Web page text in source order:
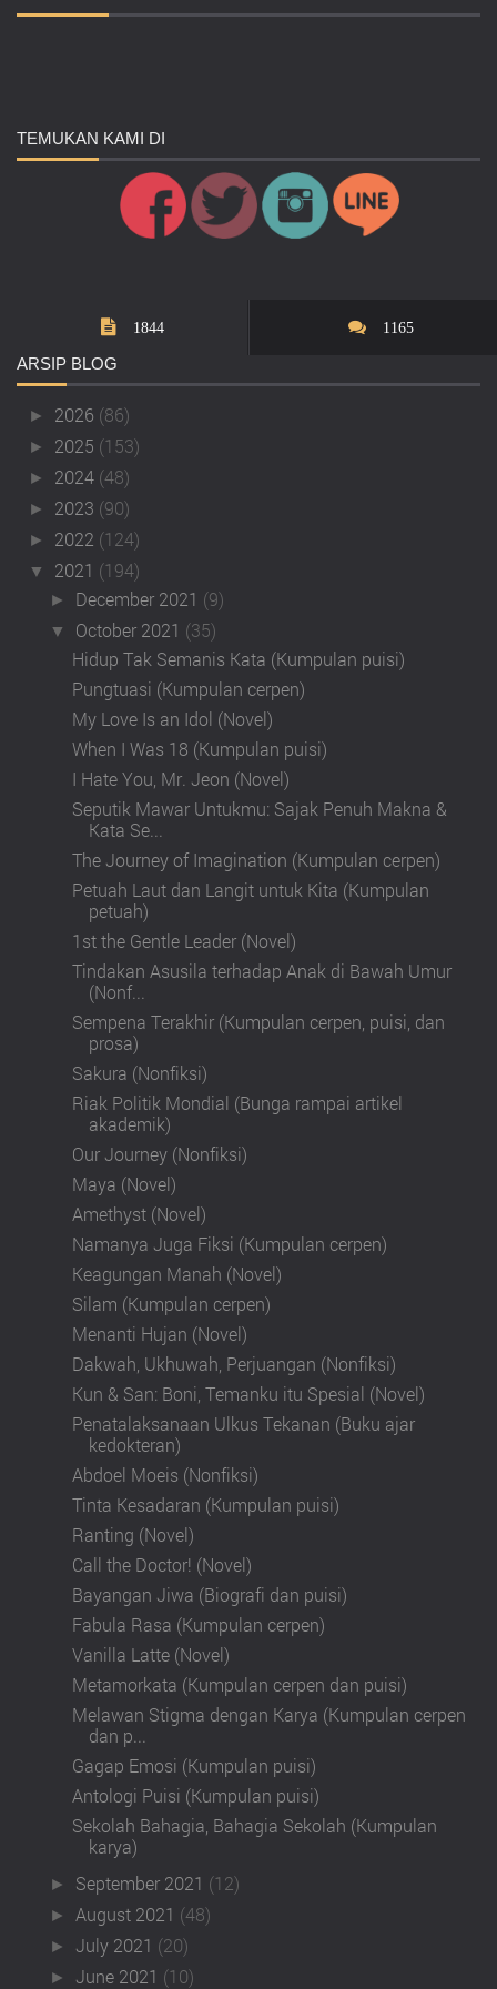
TEMUKAN KAMI DI
1844 1165
ARSIP BLOG
► 2026 (86)
► 2025 (153)
► 2024 (48)
► 2023 (90)
► 2022 (124)
▼ 2021 (194)
► December 2021 (9)
▼ October 2021 (35)
Hidup Tak Semanis Kata (Kumpulan puisi)
Pungtuasi (Kumpulan cerpen)
My Love Is an Idol (Novel)
When I Was 18 (Kumpulan puisi)
I Hate You, Mr. Jeon (Novel)
Seputik Mawar Untukmu: Sajak Penuh Makna &
Kata Se...
The Journey of Imagination (Kumpulan cerpen)
Petuah Laut dan Langit untuk Kita (Kumpulan
petuah)
1st the Gentle Leader (Novel)
Tindakan Asusila terhadap Anak di Bawah Umur
(Nonf...
Sempena Terakhir (Kumpulan cerpen, puisi, dan
prosa)
Sakura (Nonfiksi)
Riak Politik Mondial (Bunga rampai artikel
akademik)
Our Journey (Nonfiksi)
Maya (Novel)
Amethyst (Novel)
Namanya Juga Fiksi (Kumpulan cerpen)
Keagungan Manah (Novel)
Silam (Kumpulan cerpen)
Menanti Hujan (Novel)
Dakwah, Ukhuwah, Perjuangan (Nonfiksi)
Kun & San: Boni, Temanku itu Spesial (Novel)
Penatalaksanaan Ulkus Tekanan (Buku ajar
kedokteran)
Abdoel Moeis (Nonfiksi)
Tinta Kesadaran (Kumpulan puisi)
Ranting (Novel)
Call the Doctor! (Novel)
Bayangan Jiwa (Biografi dan puisi)
Fabula Rasa (Kumpulan cerpen)
Vanilla Latte (Novel)
Metamorkata (Kumpulan cerpen dan puisi)
Melawan Stigma dengan Karya (Kumpulan cerpen
dan p...
Gagap Emosi (Kumpulan puisi)
Antologi Puisi (Kumpulan puisi)
Sekolah Bahagia, Bahagia Sekolah (Kumpulan
karya)
► September 2021 (12)
► August 2021 (48)
►July 2021 (20)
►June 2021 (10)